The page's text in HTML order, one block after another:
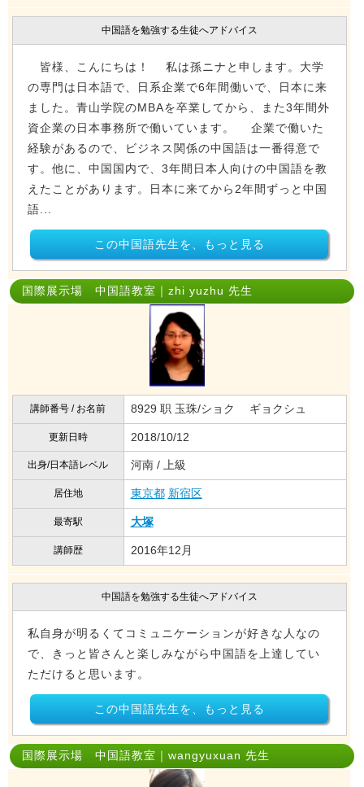
中国語を勉強する生徒へアドバイス
皆様、こんにちは！ 私は孫ニナと申します。大学
の専門は日本語で、日系企業で6年間働いで、日本に来
ました。青山学院のMBAを卒業してから、また3年間外
資企業の日本事務所で働いています。 企業で働いた
経験があるので、ビジネス関係の中国語は一番得意で
す。他に、中国国内で、3年間日本人向けの中国語を教
えたことがあります。日本に来てから2年間ずっと中国
語...
この中国語先生を、もっと見る
国際展示場 中国語教室｜zhi yuzhu 先生
講師番号 / お名前 8929 职 玉珠/ショク ギョクシュ
更新日時 2018/10/12
出身/日本語レベル 河南 / 上級
居住地 東京都 新宿区
最寄駅 大塚
講師歴 2016年12月
中国語を勉強する生徒へアドバイス
私自身が明るくてコミュニケーションが好きな人なの
で、きっと皆さんと楽しみながら中国語を上達してい
ただけると思います。
この中国語先生を、もっと見る
国際展示場 中国語教室｜wangyuxuan 先生